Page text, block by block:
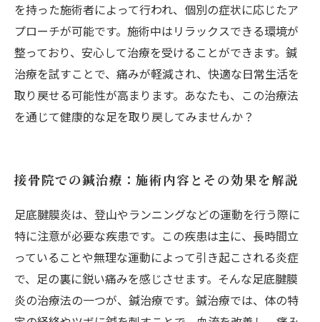
を持った施術者によって行われ、個別の症状に応じたア
プローチが可能です。施術中はリラックスできる環境が
整っており、安心して治療を受けることができます。鍼
治療を試すことで、痛みが軽減され、快適な日常生活を
取り戻せる可能性が高まります。あなたも、この治療法
を通じて健康的な足を取り戻してみませんか？
接骨院での鍼治療：施術内容とその効果を解説
足底腱膜炎は、登山やランニングなどの運動を行う際に
特に注意が必要な疾患です。この疾患は主に、長時間立
っていることや無理な運動によって引き起こされる炎症
で、足の裏に鋭い痛みを感じさせます。そんな足底腱膜
炎の治療法の一つが、鍼治療です。鍼治療では、体の特